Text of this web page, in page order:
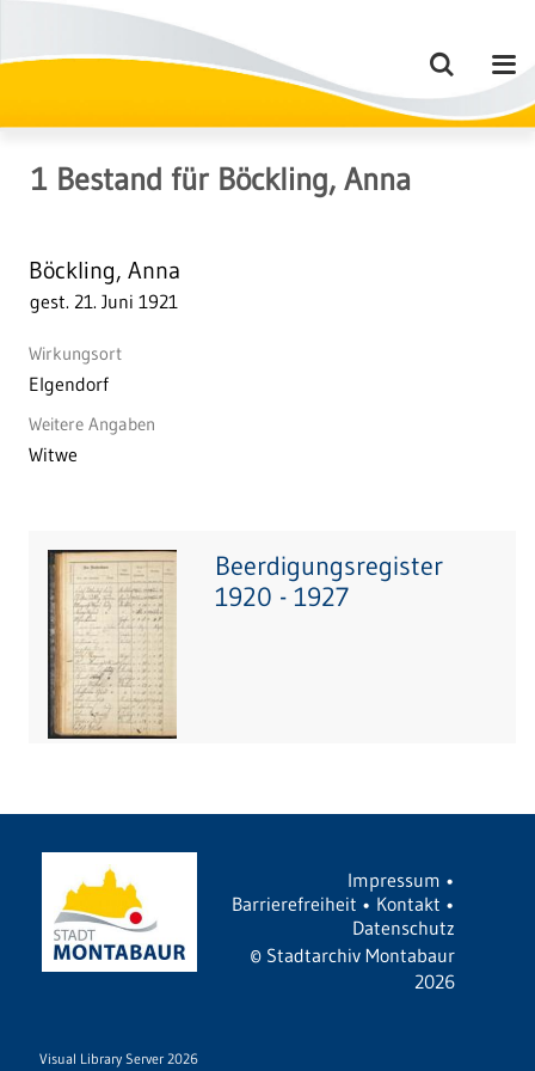
1 Bestand für Böckling, Anna
Böckling, Anna
gest. 21. Juni 1921
Wirkungsort
Elgendorf
Weitere Angaben
Witwe
Beerdigungsregister
1920 - 1927
Impressum •
Barrierefreiheit • Kontakt •
Datenschutz
© Stadtarchiv Montabaur
2026
Visual Library Server 2026